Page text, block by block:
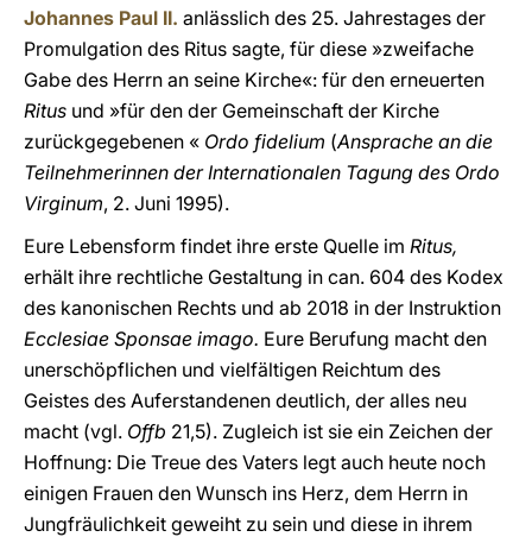
Johannes Paul II. anlässlich des 25. Jahrestages der
Promulgation des Ritus sagte, für diese »zweifache
Gabe des Herrn an seine Kirche«: für den erneuerten
Ritus und »für den der Gemeinschaft der Kirche
zurückgegebenen « Ordo fidelium (Ansprache an die
Teilnehmerinnen der Internationalen Tagung des Ordo
Virginum, 2. Juni 1995).
Eure Lebensform findet ihre erste Quelle im Ritus,
erhält ihre rechtliche Gestaltung in can. 604 des Kodex
des kanonischen Rechts und ab 2018 in der Instruktion
Ecclesiae Sponsae imago. Eure Berufung macht den
unerschöpflichen und vielfältigen Reichtum des
Geistes des Auferstandenen deutlich, der alles neu
macht (vgl. Offb 21,5). Zugleich ist sie ein Zeichen der
Hoffnung: Die Treue des Vaters legt auch heute noch
einigen Frauen den Wunsch ins Herz, dem Herrn in
Jungfräulichkeit geweiht zu sein und diese in ihrem